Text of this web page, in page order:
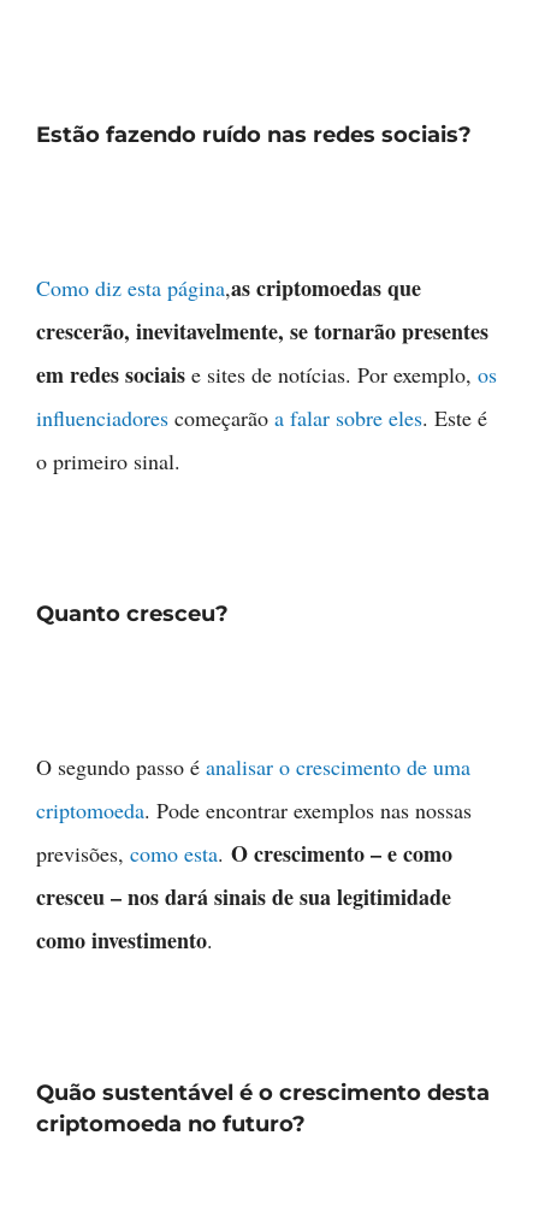
Estão fazendo ruído nas redes sociais?
Como diz esta página,as criptomoedas que
crescerão, inevitavelmente, se tornarão presentes
em redes sociais e sites de notícias. Por exemplo, os
influenciadores começarão a falar sobre eles. Este é
o primeiro sinal.
Quanto cresceu?
O segundo passo é analisar o crescimento de uma
criptomoeda. Pode encontrar exemplos nas nossas
previsões, como esta. O crescimento – e como
cresceu – nos dará sinais de sua legitimidade
como investimento.
Quão sustentável é o crescimento desta
criptomoeda no futuro?